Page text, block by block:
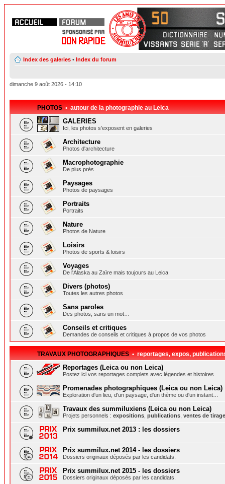
Index des galeries • Index du forum
dimanche 9 août 2026 - 14:10
PHOTOS • autour de la photographie au Leica
GALERIES
Ici, les photos s'exposent en galeries
Architecture
Photos d'architecture
Macrophotographie
De plus près
Paysages
Photos de paysages
Portraits
Portraits
Nature
Photos de Nature
Loisirs
Photos de sports & loisirs
Voyages
De l'Alaska au Zaïre mais toujours au Leica
Divers (photos)
Toutes les autres photos
Sans paroles
Des photos, sans un mot…
Conseils et critiques
Demandes de conseils et critiques à propos de vos photos
TRAVAUX PHOTOGRAPHIQUES• reportages, expos,
Reportages (Leica ou non Leica)
Postez ici vos reportages complets avec légendes et histoires
Promenades photographiques (Leica ou non Leica)
Exploration d'un lieu, d'un paysage, d'un thème ou d'un instant…
Travaux des summiluxiens (Leica ou non Leica)
Projets personnels : expositions publications ventes de
Prix summilux.net 2013 : les dossiers
Prix summilux.net 2014 - les dossiers
Dossiers originaux déposés par les candidats.
Prix summilux.net 2015 - les dossiers
Dossiers originaux déposés par les candidats.